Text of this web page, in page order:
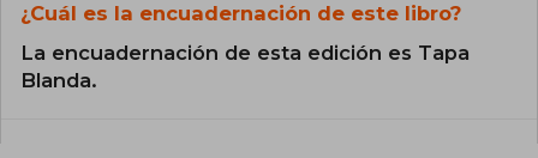
¿Cuál es la encuadernación de este libro?
La encuadernación de esta edición es Tapa
Blanda.